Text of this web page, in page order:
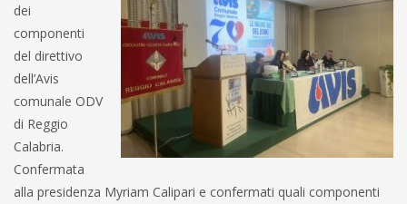
dei
componenti
del direttivo
dell’Avis
comunale ODV
di Reggio
Calabria.
Confermata
alla presidenza Myriam Calipari e confermati quali componenti